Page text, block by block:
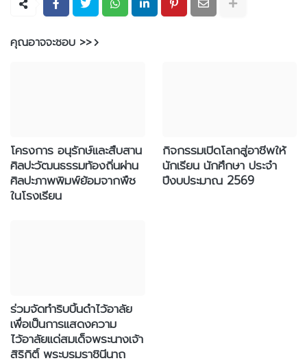
คุณอาจจะชอบ >>
โครงการ อนุรักษ์และสืบสาน
ศิลปะวัฒนธรรมท้องถิ่นผ่าน
ศิลปะภาพพิมพ์ย้อมจากพืช
ในโรงเรียน
กิจกรรมเปิดโลกสู่อาชีพให้
นักเรียน นักศึกษา ประจำ
ปีงบประมาณ 2569
ร่วมจัดทำริบบิ้นดำไว้อาลัย
เพื่อเป็นการแสดงความ
ไว้อาลัยแด่สมเด็จพระนางเจ้า
สิริกิติ์ พระบรมราชินีนาถ